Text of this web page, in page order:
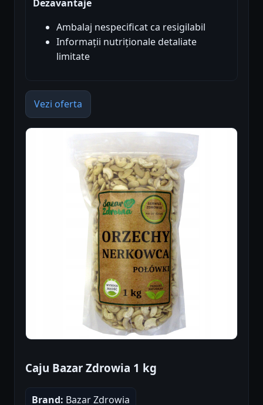
Dezavantaje
Ambalaj nespecificat ca resigilabil
Informații nutriționale detaliate
limitate
Vezi oferta
Caju Bazar Zdrowia 1 kg
Brand: Bazar Zdrowia